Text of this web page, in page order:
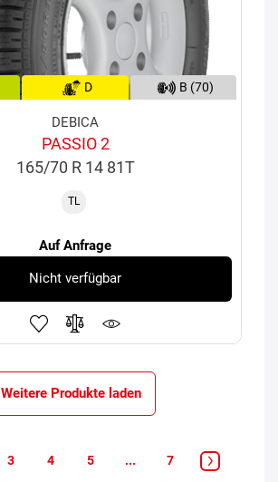
D B (70)
DEBICA
PASSIO 2
165/70 R 14 81T
TL
Auf Anfrage
Nicht verfügbar
Weitere Produkte laden
3 4 5 ... 7